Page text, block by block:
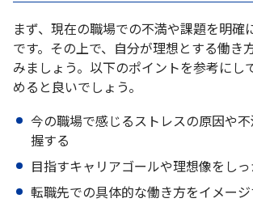
まず、現在の職場での不満や課題を明確
です。その上で、自分が理想とする働き
みましょう。以下のポイントを参考にし
めると良いでしょう。
今の職場で感じるストレスの原因や
握する
目指すキャリアゴールや理想像をし
転職先での具体的な働き方をイメージ